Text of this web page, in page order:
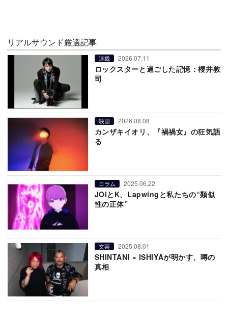
リアルサウンド厳選記事
連載 2026.07.11
ロックスターと過ごした記憶：櫻井敦
司
映画 2026.08.08
カンザキイオリ、『禍禍女』の狂気語
る
コラム 2025.06.22
JOIとK、Lapwingと私たちの“類似
性の正体”
文芸 2025.08.01
SHINTANI × ISHIYAが明かす、噂の
真相